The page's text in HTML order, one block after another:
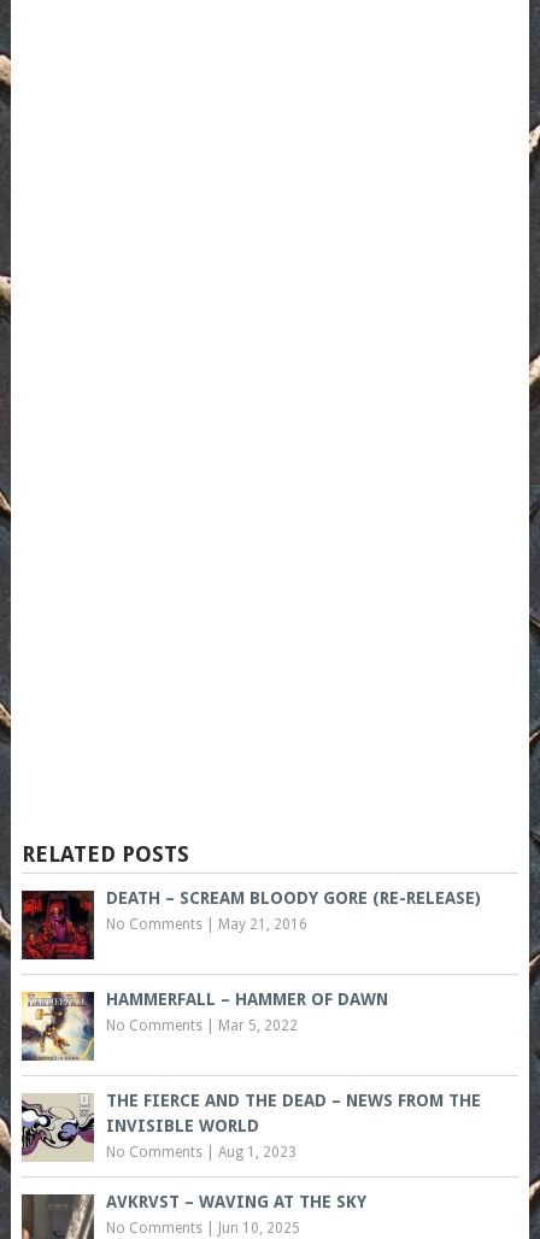
RELATED POSTS
DEATH – SCREAM BLOODY GORE (RE-RELEASE)
No Comments| May 21, 2016
HAMMERFALL – HAMMER OF DAWN
No Comments| Mar 5, 2022
THE FIERCE AND THE DEAD – NEWS FROM THE
INVISIBLE WORLD
No Comments| Aug 1, 2023
AVKRVST – WAVING AT THE SKY
No Comments| Jun 10, 2025